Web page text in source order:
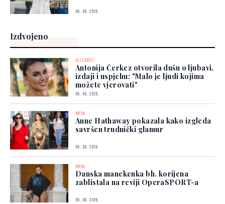
06. 08. 2026.
Izdvojeno
CELEBRITY
Antonija Čerkez otvorila dušu o ljubavi,
izdaji i uspjehu: "Malo je ljudi kojima
možete vjerovati"
05. 08. 2026.
MODA
Anne Hathaway pokazala kako izgleda
savršen trudnički glamur
05. 08. 2026.
MODA
Danska manekenka bh. korijena
zablistala na reviji OperaSPORT-a
05. 08. 2026.